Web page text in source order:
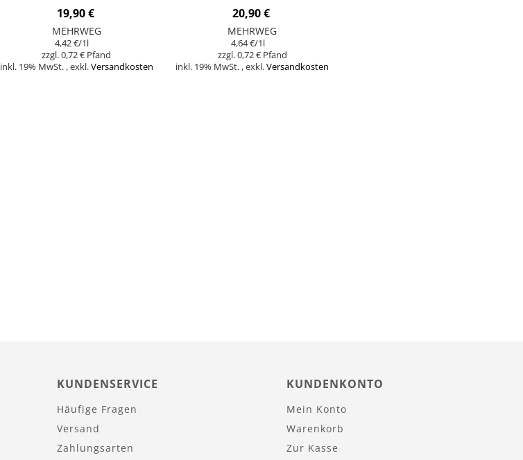
19,90 €
MEHRWEG
4,42 €/1l
0,72 €
inkl. 19% MwSt. ,exkl.Versandkosten
20,90 €
MEHRWEG
4,64 €/1l
0,72 €
inkl. 19% MwSt. ,exkl.Versandkosten
KUNDENSERVICE
Häufige Fragen
Versand
Zahlungsarten
KUNDENKONTO
Mein Konto
Warenkorb
Zur Kasse